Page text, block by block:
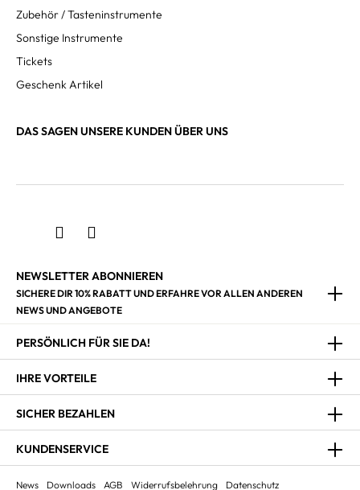
Zubehör / Tasteninstrumente
Sonstige Instrumente
Tickets
Geschenk Artikel
DAS SAGEN UNSERE KUNDEN ÜBER UNS
NEWSLETTER ABONNIEREN
SICHERE DIR 10% RABATT UND ERFAHRE VOR ALLEN ANDEREN
NEWS UND ANGEBOTE
PERSÖNLICH FÜR SIE DA!
IHRE VORTEILE
SICHER BEZAHLEN
KUNDENSERVICE
News Downloads AGB Widerrufsbelehrung Datenschutz